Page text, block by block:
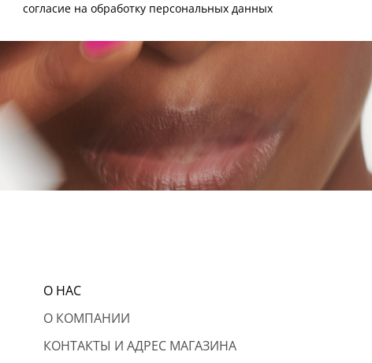
согласие на обработку персональных данных
О НАС
О КОМПАНИИ
КОНТАКТЫ И АДРЕС МАГАЗИНА